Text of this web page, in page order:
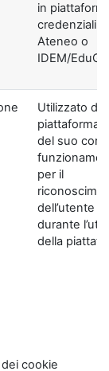
in
credenziali di
Ateneo o
IDEM/
Utilizzato
piattaforma
del suo
per il
dell’utente
durante
della
cookie